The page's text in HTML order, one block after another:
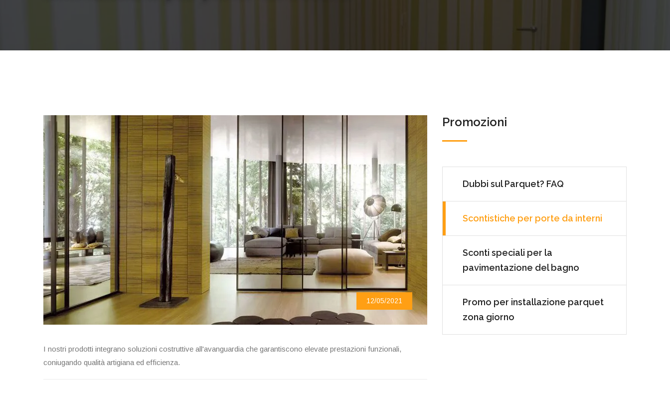
12/05/2021
I nostri prodotti integrano soluzioni costruttive all'avanguardia che garantiscono elevate prestazioni funzionali,
coniugando qualità artigiana ed efficienza.
Promozioni
Dubbi sul Parquet? FAQ
Scontistiche per porte da interni
Sconti speciali per la
pavimentazione del bagno
Promo per installazione parquet
zona giorno